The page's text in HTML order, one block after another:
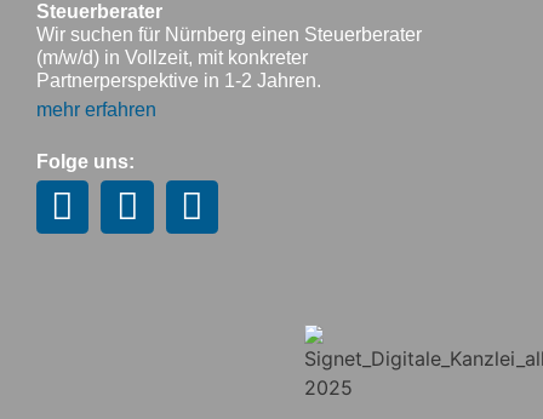
Steuerberater
Wir suchen für Nürnberg einen Steuerberater
(m/w/d) in Vollzeit, mit konkreter
Partnerperspektive in 1-2 Jahren.
mehr erfahren
Folge uns: